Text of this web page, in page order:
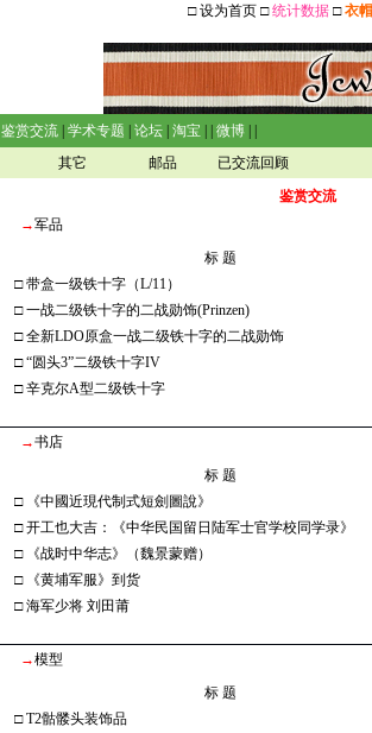
□设为首页 □统计数据 □衣
鉴赏交流 学术专题 论坛 淘宝 微博
其它 邮品 已交流回顾
鉴赏交流
→军品
标 题
□带盒一级铁十字（L/11）
□一战二级铁十字的二战勋饰(Prinzen)
□全新LDO原盒一战二级铁十字的二战勋饰
□“圆头3”二级铁十字IV
□辛克尔A型二级铁十字
→书店
标 题
□
《中國近現代制式短劍圖說》
□开工也大吉：《中华民国留日陆军士官学校同学录》
□
《战时中华志》（魏景蒙赠）
□
《黄埔军服》到货
□海军少将 刘田莆
→模型
标 题
□T2骷髅头装饰品